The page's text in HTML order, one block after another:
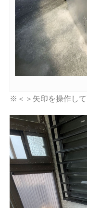
※＜＞矢印を操作して